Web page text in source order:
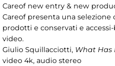
Careof new entry & new
Careof presenta una
prodotti e conservati e
video.
Giulio Squillacciotti, What Has
video 4k, audio stereo